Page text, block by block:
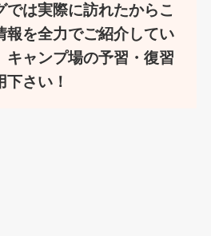
では実際に訪れたからこ
報を全力でご紹介してい
キャンプ場の予習・復習
下さい！